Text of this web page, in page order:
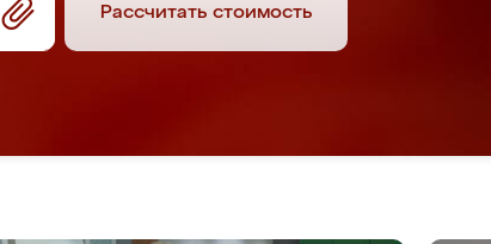
Рассчитать стоимость